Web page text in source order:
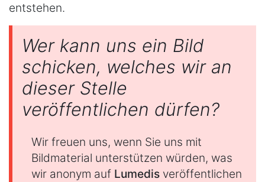
entstehen.
Wer kann uns ein Bild
schicken, welches wir an
dieser Stelle
veröffentlichen dürfen?
Wir freuen uns, wenn Sie uns mit
Bildmaterial unterstützen würden, was
wir anonym auf Lumedis veröffentlichen